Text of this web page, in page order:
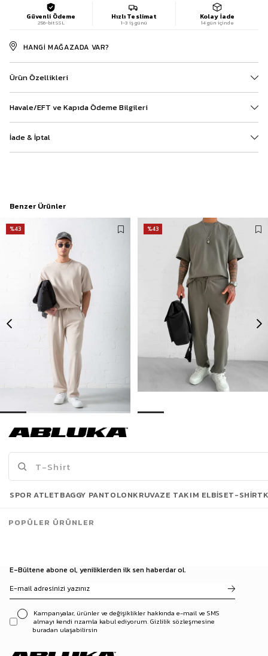
Güvenli Ödeme
256-bit SSL
Hızlı Teslimat
1-3 iş günü
Kolay İade
14 gün içinde
HANGI MAĞAZADA VAR?
Ürün Özellikleri
Havale/EFT ve Kapıda Ödeme Bilgileri
İade & İptal
Benzer Ürünler
%43
499,00 TL
869,90 TL
%43
Son Bakılanlar
E-Bültene abone ol, yeniliklerden ilk sen haberdar ol.
Kampanyalar, ürünler ve değişiklikler hakkında e-mail ve SMS
almayı kendi rızamla kabul ediyorum. Gizlilik sözleşmesine
buradan ulaşabilirsin
SPOR ATLETBAGGY PANTOLONKRUVAZE TAKIM ELBISET-SHIRT
POPÜLER ÜRÜNLER